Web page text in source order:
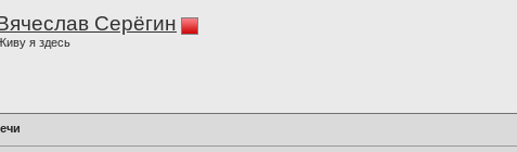
Серёгин
я здесь